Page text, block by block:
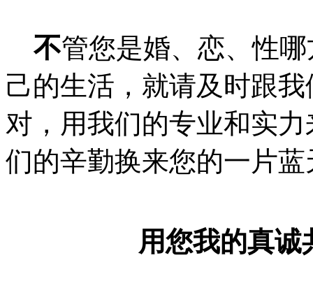
不管您是婚、恋、性
己的生活，就请及时跟
对，用我们的专业和实
们的辛勤换来您的一片蓝
用您我的真诚